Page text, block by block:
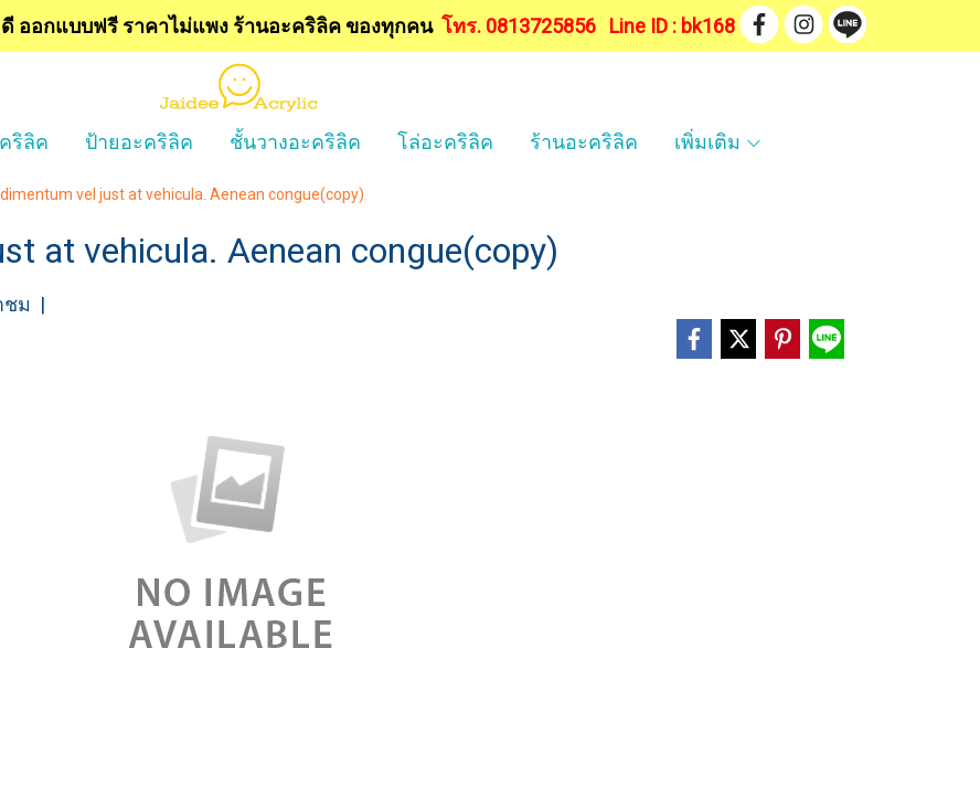
ดี ออกแบบฟรี ราคาไม่แพง ร้านอะคริลิค ของทุกคน โทร. 0813725856 Line ID : bk168
ริลิค ป้ายอะคริลิค ชั้นวางอะคริลิค โล่อะคริลิค ร้านอะคริลิค เพิ่มเติม
vel just at vehicula. Aenean congue(copy)
at vehicula. Aenean congue(copy)
ชม |